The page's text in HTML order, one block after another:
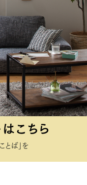
こちら
とば」を